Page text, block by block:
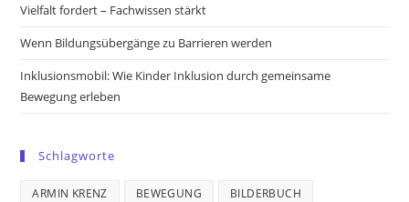
Vielfalt fordert – Fachwissen stärkt
Wenn Bildungsübergänge zu Barrieren werden
Inklusionsmobil: Wie Kinder Inklusion durch gemeinsame
Bewegung erleben
Schlagworte
ARMIN KRENZ BEWEGUNG BILDERBUCH